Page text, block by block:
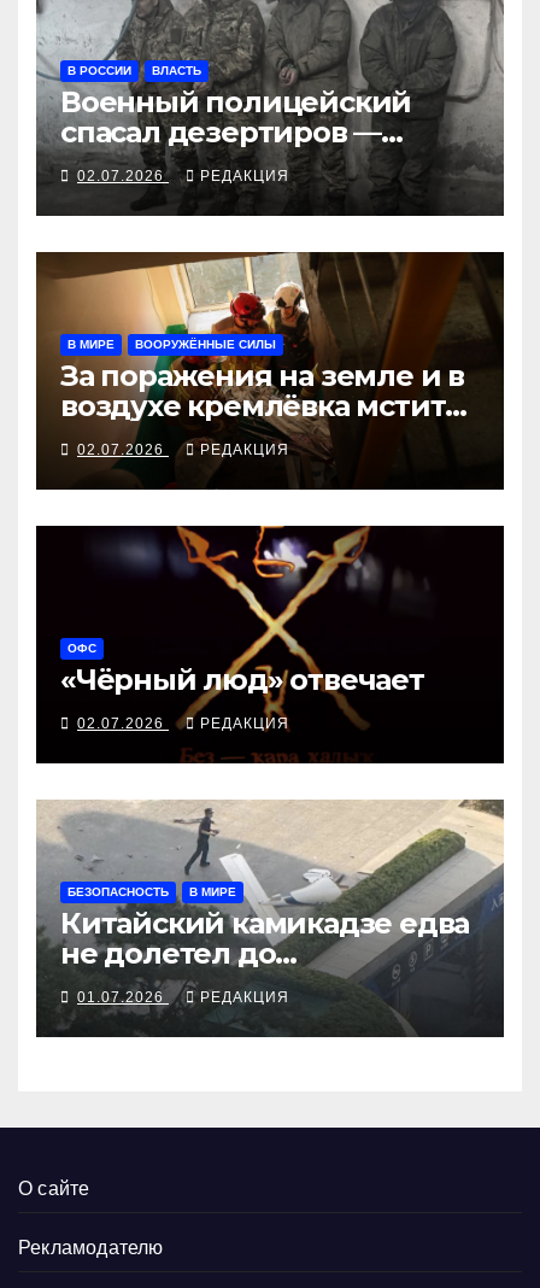
В РОССИИ ВЛАСТЬ
Военный полицейский
спасал дезертиров —
получил 10 лет
02.07.2026 РЕДАКЦИЯ
В МИРЕ ВООРУЖЁННЫЕ СИЛЫ
За поражения на земле и в
воздухе кремлёвка мстит
убийствами в жилых домах
02.07.2026 РЕДАКЦИЯ
ОФС
«Чёрный люд» отвечает
02.07.2026 РЕДАКЦИЯ
БЕЗОПАСНОСТЬ В МИРЕ
Китайский камикадзе едва
не долетел до
Чжуннаньхая
01.07.2026 РЕДАКЦИЯ
О сайте
Рекламодателю